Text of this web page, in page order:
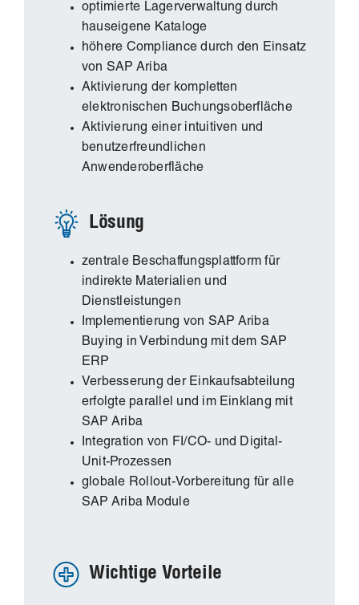
optimierte Lagerverwaltung durch
hauseigene Kataloge
höhere Compliance durch den Einsatz
von SAP Ariba
Aktivierung der kompletten
elektronischen Buchungsoberfläche
Aktivierung einer intuitiven und
benutzerfreundlichen
Anwenderoberfläche
Lösung
zentrale Beschaffungsplattform für
indirekte Materialien und
Dienstleistungen
Implementierung von SAP Ariba
Buying in Verbindung mit dem SAP
ERP
Verbesserung der Einkaufsabteilung
erfolgte parallel und im Einklang mit
SAP Ariba
Integration von FI/CO- und Digital-
Unit-Prozessen
globale Rollout-Vorbereitung für alle
SAP Ariba Module
Wichtige Vorteile